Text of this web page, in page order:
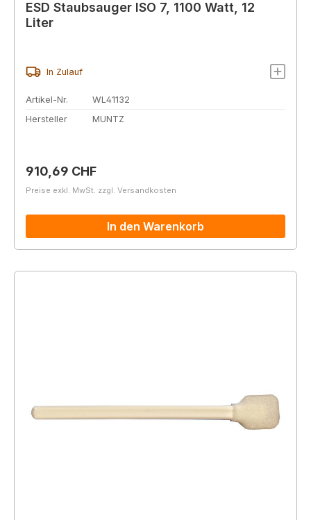
ESD Staubsauger ISO 7, 1100 Watt, 12
Liter
In Zulauf
Artikel-Nr.
WL41132
Hersteller
MUNTZ
Regulärer Preis:
910,69 CHF
Preise exkl. MwSt. zzgl. Versandkosten
In den Warenkorb